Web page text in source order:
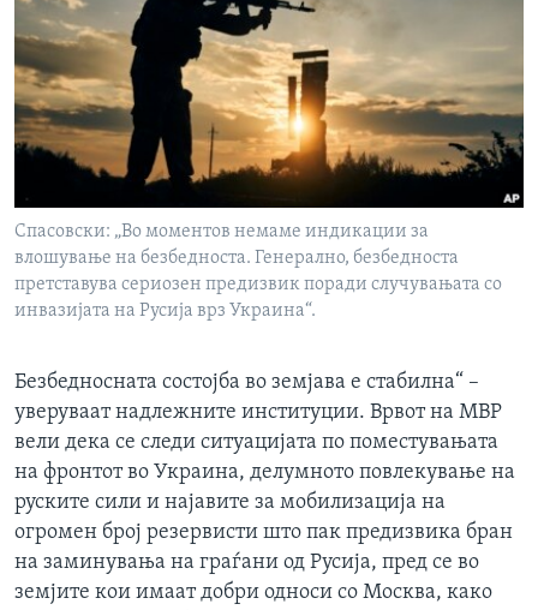
ИНТЕРВЈУА
Јазици
Спасовски: „Во моментов немаме индикации за
влошување на безбедноста. Генерално, безбедноста
претставува сериозен предизвик поради случувањата со
инвазијата на Русија врз Украина“.
Безбедносната состојба во земјава е стабилна“ –
уверуваат надлежните институции. Врвот на МВР
вели дека се следи ситуацијата по поместувањата
на фронтот во Украина, делумното повлекување на
руските сили и најавите за мобилизација на
огромен број резервисти што пак предизвика бран
на заминувања на граѓани од Русија, пред се во
земјите кои имаат добри односи со Москва, како